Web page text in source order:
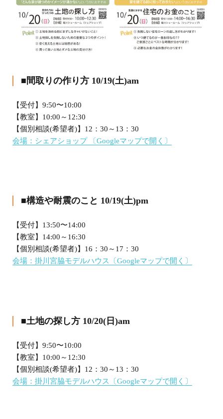
■間取りの作り方 10/19(土)am
【受付】9:50〜10:00
【教室】10:00～12:30
【個別相談(希望者)】12：30～13：30
会場：シェアショップ
〔Googleマップで開く〕
■構造や耐震のこと 10/19(土)pm
【受付】13:50〜14:00
【教室】14:00～16:30
【個別相談(希望者)】16：30～17：30
会場：掛川宮脇モデルハウス
〔Googleマップで開く〕
■土地の探し方 10/20(日)am
【受付】9:50〜10:00
【教室】10:00～12:30
【個別相談(希望者)】12：30～13：30
会場：掛川宮脇モデルハウス
〔Googleマップで開く〕